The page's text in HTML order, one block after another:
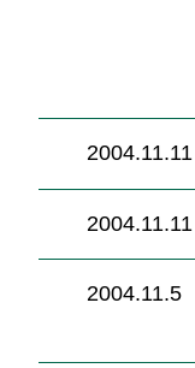
2004.11.11
2004.11.11
2004.11.5